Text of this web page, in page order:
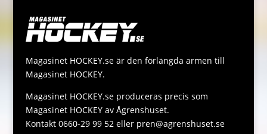
r
i
k
s
p
s
g
Magasinet HOCKEY.se är den förlängda armen till
Magasinet HOCKEY.
Magasinet HOCKEY.se produceras precis som
Magasinet HOCKEY av Ågrenshuset.
Kontakt 0660-29 99 52 eller pren@agrenshuset.se